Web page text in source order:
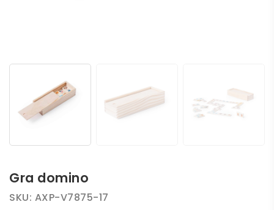
Gra domino
SKU: AXP-V7875-17